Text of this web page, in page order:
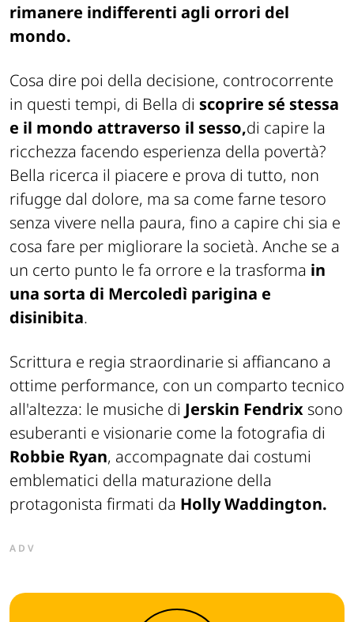
rimanere indifferenti agli orrori del
mondo.
Cosa dire poi della decisione, controcorrente
in questi tempi, di Bella di scoprire sé stessa
e il mondo attraverso il sesso,di capire la
ricchezza facendo esperienza della povertà?
Bella ricerca il piacere e prova di tutto, non
rifugge dal dolore, ma sa come farne tesoro
senza vivere nella paura, fino a capire chi sia e
cosa fare per migliorare la società. Anche se a
un certo punto le fa orrore e la trasforma in
una sorta di Mercoledì parigina e
disinibita.
Scrittura e regia straordinarie si affiancano a
ottime performance, con un comparto tecnico
all'altezza: le musiche di Jerskin Fendrix sono
esuberanti e visionarie come la fotografia di
Robbie Ryan, accompagnate dai costumi
emblematici della maturazione della
protagonista firmati da Holly Waddington.
ADV